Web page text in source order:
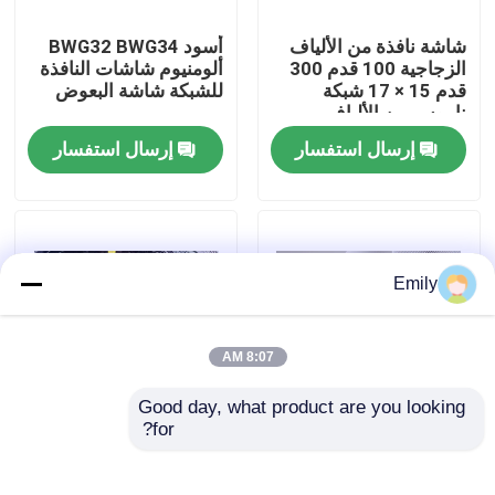
جولة في المصنع
مراقبة الجودة
أخبار
توسيع شبكة الأسلاك المعدنية
شاشة نافذة من الألياف
الزجاجية 100 قدم 300
قدم 15 × 17 شبكة
ناموس من الألياف
الزجاجية
إرسال استفسار
أسود BWG32 BWG34
ألومنيوم شاشات النافذة
للشبكة شاشة البعوض
إرسال استفسار
شبكة الدبابات هي شبكة
Emily
8:07 AM
Good day, what product are you looking
for?